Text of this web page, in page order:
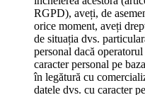
RGPD), aveți, de
orice moment, aveți
de situația dvs.
personal dacă
caracter personal pe
în legătură cu
datele dvs. cu caracter